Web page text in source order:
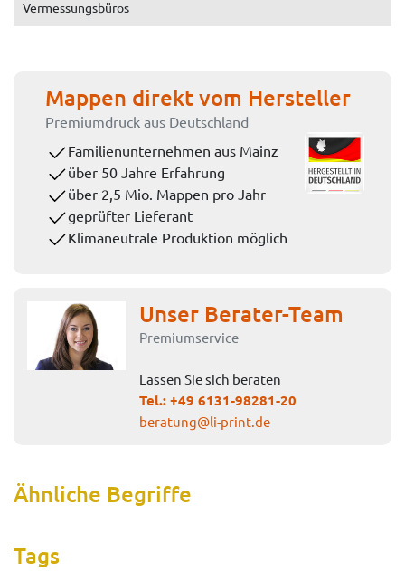
Vermessungsbüros
Mappen direkt vom Hersteller
Premiumdruck aus Deutschland
Familienunternehmen aus Mainz
über 50 Jahre Erfahrung
über 2,5 Mio. Mappen pro Jahr
geprüfter Lieferant
Klimaneutrale Produktion möglich
Unser Berater-Team
Premiumservice
Lassen Sie sich beraten
Tel.:+49 6131-98281-20
beratung@li-print.de
Ähnliche Begriffe
Tags